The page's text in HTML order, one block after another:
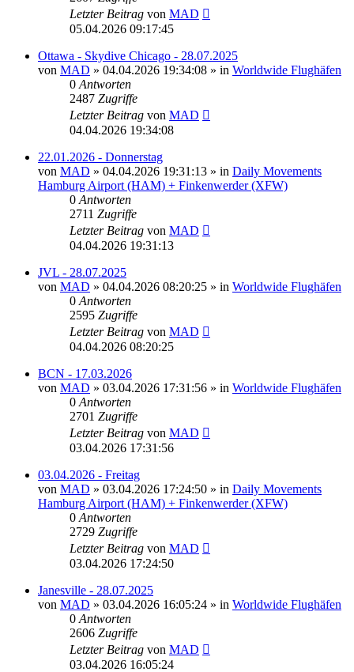
Letzter Beitrag von MAD
05.04.2026 09:17:45
Ottawa - Skydive Chicago - 28.07.2025
von MAD » 04.04.2026 19:34:08 » in Worldwide Flughäfen
0 Antworten
2487 Zugriffe
Letzter Beitrag von MAD
04.04.2026 19:34:08
22.01.2026 - Donnerstag
von MAD » 04.04.2026 19:31:13 » in Daily Movements
Hamburg Airport (HAM) + Finkenwerder (XFW)
0 Antworten
2711 Zugriffe
Letzter Beitrag von MAD
04.04.2026 19:31:13
JVL - 28.07.2025
von MAD » 04.04.2026 08:20:25 » in Worldwide Flughäfen
0 Antworten
2595 Zugriffe
Letzter Beitrag von MAD
04.04.2026 08:20:25
BCN - 17.03.2026
von MAD » 03.04.2026 17:31:56 » in Worldwide Flughäfen
0 Antworten
2701 Zugriffe
Letzter Beitrag von MAD
03.04.2026 17:31:56
03.04.2026 - Freitag
von MAD » 03.04.2026 17:24:50 » in Daily Movements
Hamburg Airport (HAM) + Finkenwerder (XFW)
0 Antworten
2729 Zugriffe
Letzter Beitrag von MAD
03.04.2026 17:24:50
Janesville - 28.07.2025
von MAD » 03.04.2026 16:05:24 » in Worldwide Flughäfen
0 Antworten
2606 Zugriffe
Letzter Beitrag von MAD
03.04.2026 16:05:24